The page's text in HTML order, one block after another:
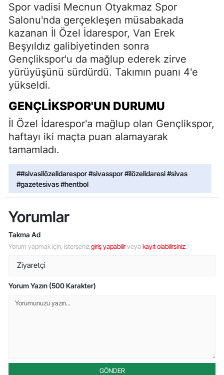
Spor vadisi Mecnun Otyakmaz Spor
Salonu'nda gerçekleşen müsabakada
kazanan İl Özel İdarespor, Van Erek
Beşyıldız galibiyetinden sonra
Gençlikspor'u da mağlup ederek zirve
yürüyüşünü sürdürdü. Takımın puanı 4'e
yükseldi.
GENÇLIKSPOR'UN DURUMU
İl Özel İdarespor'a mağlup olan Gençlikspor,
haftayı iki maçta puan alamayarak
tamamladı.
##sivasilözelidarespor #sivasspor #ilözelidaresi #sivas
#gazetesivas #hentbol
Yorumlar
Takma Ad
Yorum yapmak için, istersenizgiriş yapabilirveya kayıt olabilirsiniz.
Yorum Yazın (500 Karakter)
GÖNDER